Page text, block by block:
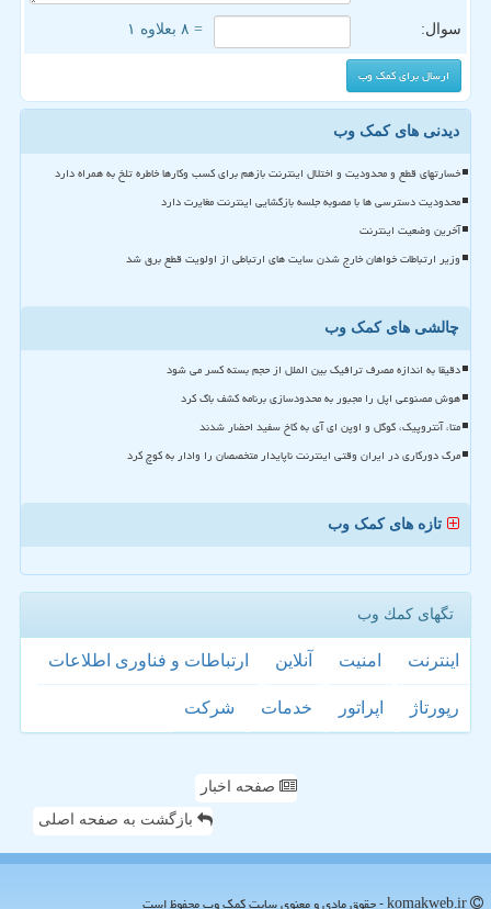
سوال: = ۸ بعلاوه ۱
دیدنی های کمک وب
خسارتهای قطع و محدودیت و اختلال اینترنت بازهم برای کسب وکارها خاطره تلخ به همراه دارد
محدودیت دسترسی ها با مصوبه جلسه بازگشایی اینترنت مغایرت دارد
آخرین وضعیت اینترنت
وزیر ارتباطات خواهان خارج شدن سایت های ارتباطی از اولویت قطع برق شد
چالشی های کمک وب
دقیقا به اندازه مصرف ترافیک بین الملل از حجم بسته کسر می شود
هوش مصنوعی اپل را مجبور به محدودسازی برنامه کشف باگ کرد
متا، آنتروپیک، گوگل و اوپن ای آی به کاخ سفید احضار شدند
مرگ دورکاری در ایران وقتی اینترنت ناپایدار متخصصان را وادار به کوچ کرد
تازه های کمک وب
تگهای كمك وب
اینترنت امنیت آنلاین ارتباطات و فناوری اطلاعات
رپورتاژ اپراتور خدمات شركت
صفحه اخبار
بازگشت به صفحه اصلی